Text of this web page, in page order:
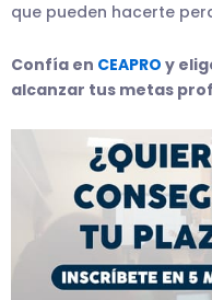
que pueden hacerte
Confía en CEAPRO y
alcanzar tus metas